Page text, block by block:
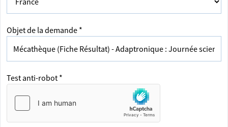
Objet de la demande *
Test anti-robot *